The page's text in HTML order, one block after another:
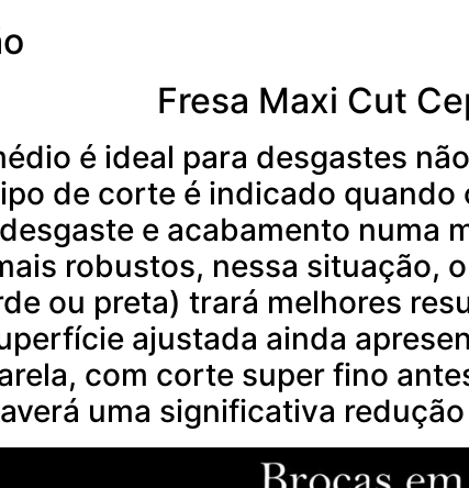
Fresa Maxi Cut
é ideal para desgastes
de corte é indicado
e acabamento numa
robustos, nessa situação,
ou preta) trará melhores
ajustada ainda
com corte super fino
uma significativa